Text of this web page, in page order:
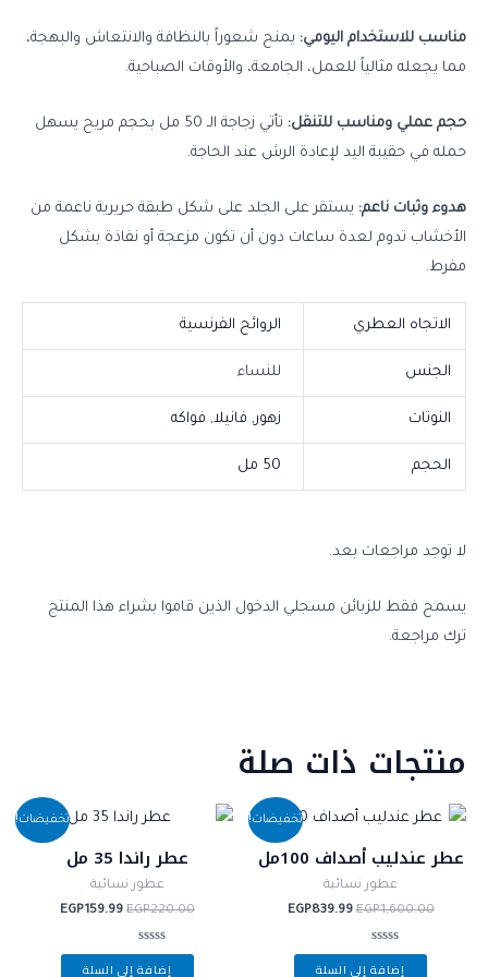
مناسب للاستخدام اليومي: يمنح شعوراً بالنظافة والانتعاش والبهجة،
مما يجعله مثالياً للعمل، الجامعة، والأوقات الصباحية.
حجم عملي ومناسب للتنقل:
تأتي زجاجة الـ 50 مل بحجم مريح يسهل
حمله في حقيبة اليد لإعادة الرش عند الحاجة.
هدوء وثبات ناعم: يستقر على الجلد على شكل طبقة حريرية ناعمة من
الأخشاب تدوم لعدة ساعات دون أن تكون مزعجة أو نفاذة بشكل
مفرط.
الاتجاه العطري الروائح الفرنسية
الجنس للنساء
النوتات زهور, فانيلا, فواكه
الحجم 50 مل
لا توجد مراجعات بعد.
يسمح فقط للزبائن مسجلي الدخول الذين قاموا بشراء هذا المنتج
ترك مراجعة.
منتجات ذات صلة
تخفيضات!
عطر عندليب أصداف 100مل
عطور نسائية
EGP1,600.00
السعر
هو:
EGP1,600.00.
EGP839.99
السعر
الحالي
هو:
EGP839.99.
تم
التقييم
إضافة إلى السلة
تخفيضات!
عطر راندا 35 مل
عطور نسائية
EGP220.00
السعر
هو:
EGP220.00.
EGP159.99
السعر
تم
التقييم
إضافة إلى السلة